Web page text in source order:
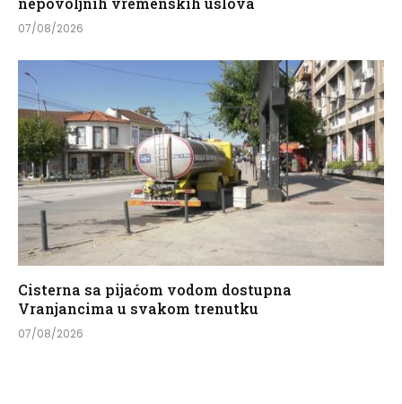
07/08/2026
Cisterna sa pijaćom vodom dostupna
Vranjancima u svakom trenutku
07/08/2026